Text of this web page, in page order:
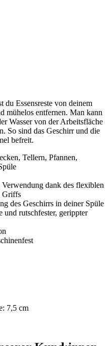
du Essensreste von deinem
mühelos entfernen. Man kann
Wasser von der Arbeitsfläche
So sind das Geschirr und die
befreit.
Tellern, Pfannen,
dank des flexiblen
Griffs
des Geschirrs in deiner Spüle
rutschfester, gerippter
7,5 cm